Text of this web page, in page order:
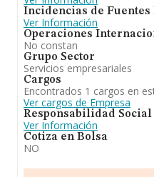
Incidencias de Fuentes
Ver Información
Operaciones
No constan
Grupo Sector
Servicios empresariales
Cargos
Encontrados 1 cargos en
Ver cargos de Empresa
Responsabilidad
Ver Información
Cotiza en Bolsa
NO